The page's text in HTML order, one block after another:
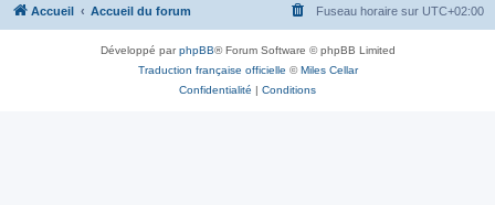
Accueil Accueil du forum Fuseau horaire sur UTC+02:00
Développé parphpBB® Forum Software © phpBB Limited
Traduction française officielle ©Miles Cellar
Confidentialité | Conditions